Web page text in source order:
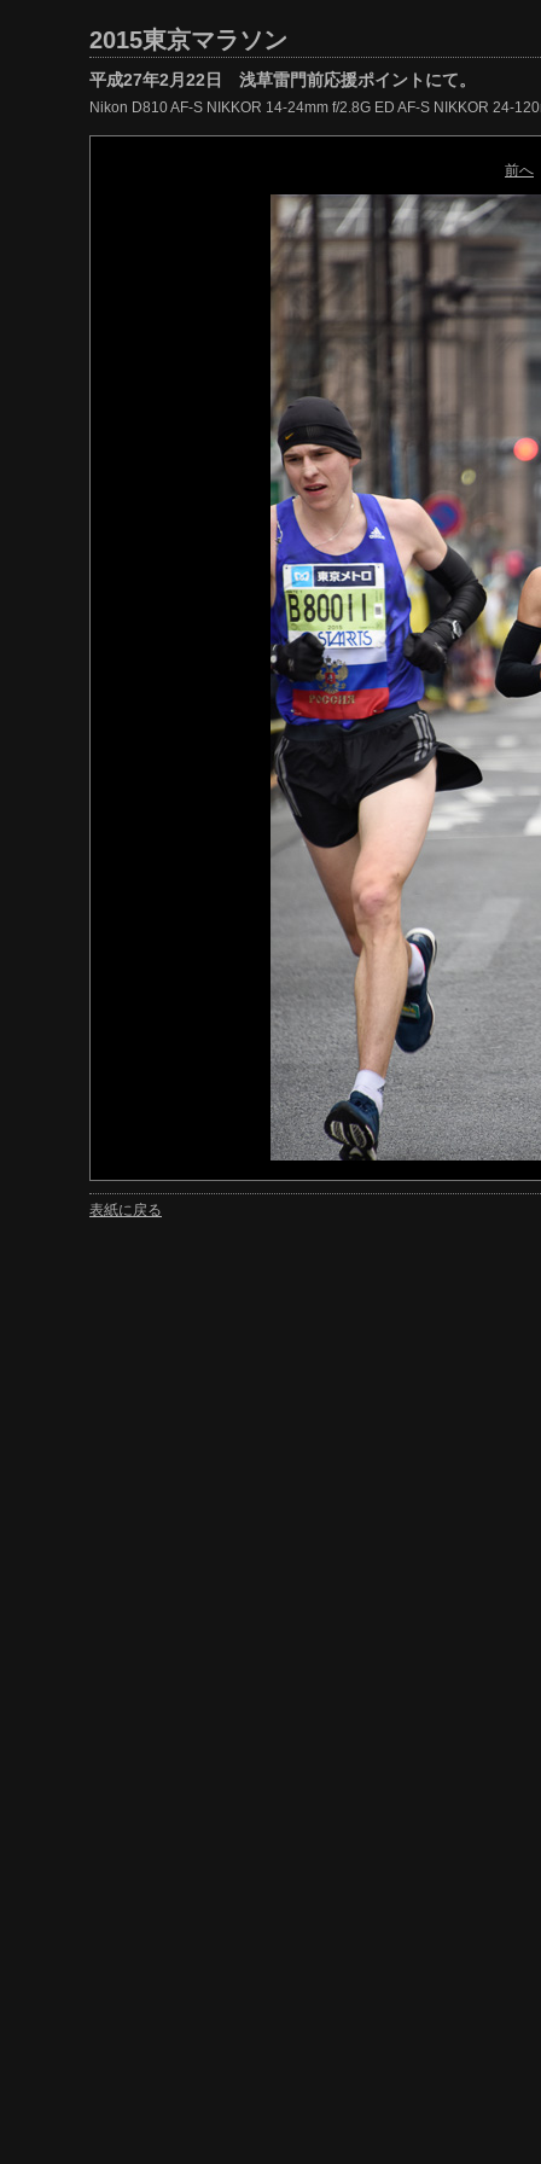
2015東京マラソン
平成27年2月22日 浅草雷門前応援ポイントにて。
Nikon D810 AF-S NIKKOR 14-24mm f/2.8G ED AF-S NIKKOR 24-
前へ
表紙に戻る